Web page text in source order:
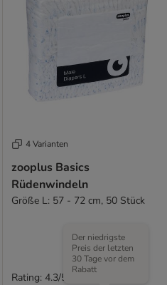
4 Varianten
zooplus Basics
Rüdenwindeln
Größe L: 57 - 72 cm, 50 Stück
Der niedrigste
Preis der letzten
30 Tage vor dem
Rabatt
Rating: 4.3/5